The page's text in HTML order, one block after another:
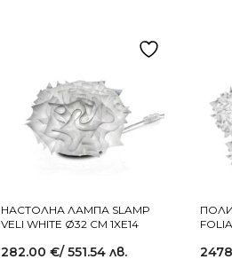
НАСТОЛНА ЛАМПА SLAMP
VELI WHITE Ø32 СМ 1XE14
282.00 €/ 551.54 лв.